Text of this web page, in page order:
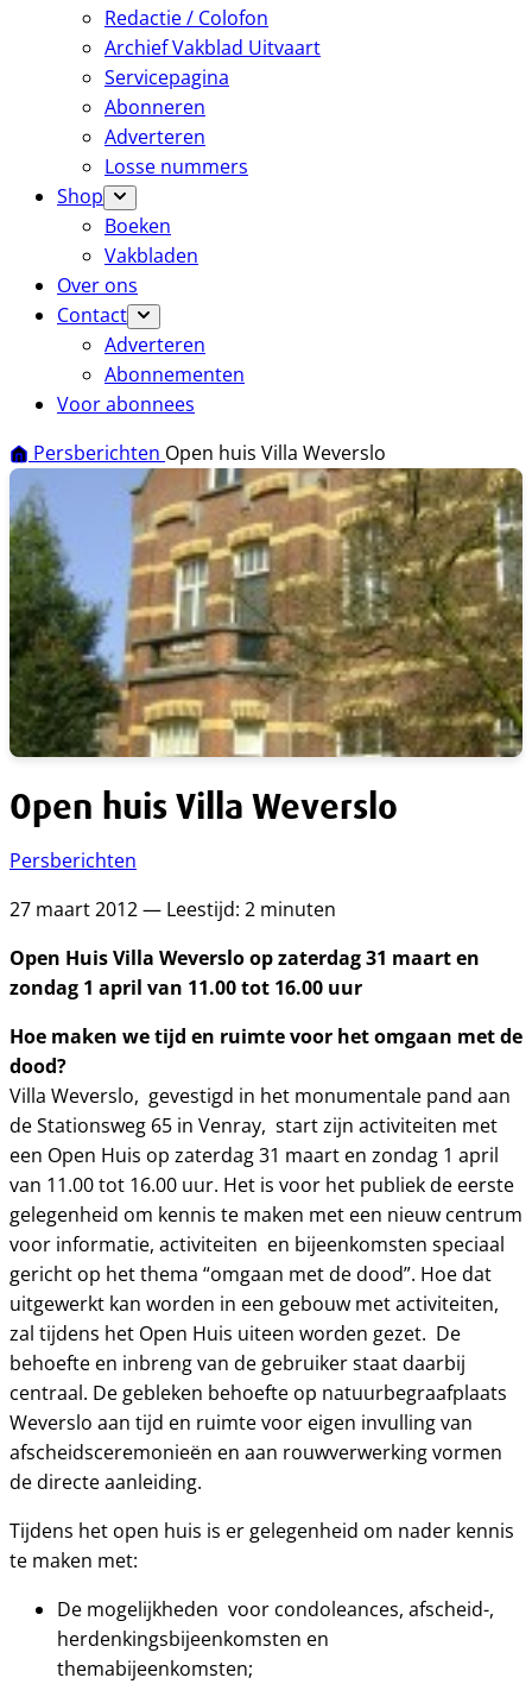
Redactie / Colofon
Archief Vakblad Uitvaart
Servicepagina
Abonneren
Adverteren
Losse nummers
Shop
Boeken
Vakbladen
Over ons
Contact
Adverteren
Abonnementen
Voor abonnees
Persberichten Open huis Villa Weverslo
Open huis Villa Weverslo
Persberichten
27 maart 2012 — Leestijd: 2 minuten
Open Huis Villa Weverslo op zaterdag 31 maart en
zondag 1 april van 11.00 tot 16.00 uur
Hoe maken we tijd en ruimte voor het omgaan met de
dood?
Villa Weverslo, gevestigd in het monumentale pand aan
de Stationsweg 65 in Venray, start zijn activiteiten met
een Open Huis op zaterdag 31 maart en zondag 1 april
van 11.00 tot 16.00 uur. Het is voor het publiek de eerste
gelegenheid om kennis te maken met een nieuw centrum
voor informatie, activiteiten en bijeenkomsten speciaal
gericht op het thema “omgaan met de dood”. Hoe dat
uitgewerkt kan worden in een gebouw met activiteiten,
zal tijdens het Open Huis uiteen worden gezet. De
behoefte en inbreng van de gebruiker staat daarbij
centraal. De gebleken behoefte op natuurbegraafplaats
Weverslo aan tijd en ruimte voor eigen invulling van
afscheidsceremonieën en aan rouwverwerking vormen
de directe aanleiding.
Tijdens het open huis is er gelegenheid om nader kennis
te maken met:
De mogelijkheden voor condoleances, afscheid-,
herdenkingsbijeenkomsten en
themabijeenkomsten;